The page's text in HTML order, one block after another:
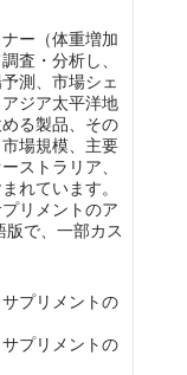
ー（体重増加
査・分析し、
測、市場シェ
ジア太平洋地
る製品、その
場規模、主要
ストラリア、
れています。
リメントのア
で、一部カス
プリメントの
プリメントの